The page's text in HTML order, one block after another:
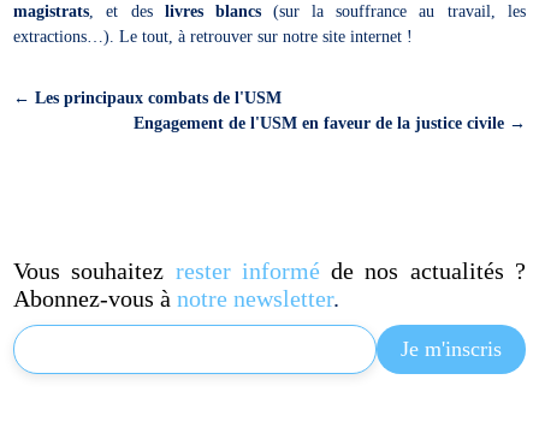
magistrats , et des livres blancs(sur la souffrance au travail, les
extractions…). Le tout, à retrouver sur notre site internet !
←Les principaux combats de l'USM
Engagement de l'USM en faveur de la justice civile→
Vous souhaitez rester informéde nos actualités ?
Abonnez-vous ànotre newsletter.